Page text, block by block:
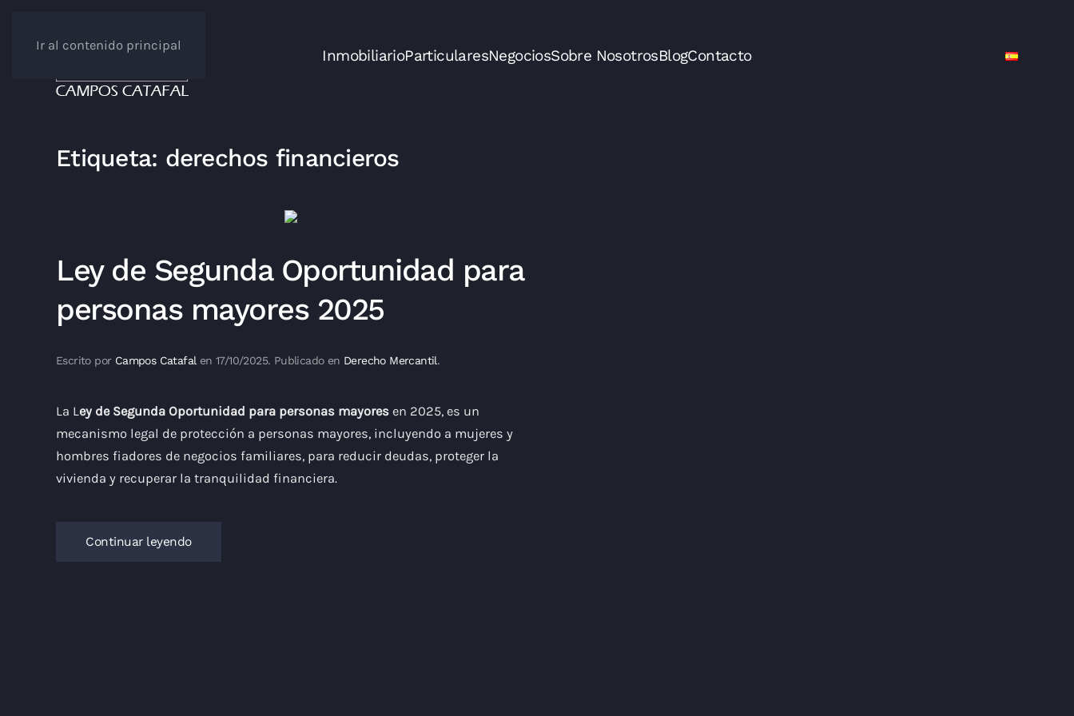
Ir al contenido principal
InmobiliarioParticularesNegociosSobre NosotrosBlogContacto
Etiqueta: derechos financieros
Ley de Segunda Oportunidad para
personas mayores 2025
Escrito por Campos Catafal en17/10/2025. Publicado en Derecho Mercantil.
La Ley de Segunda Oportunidad para personas mayores en 2025, es un
mecanismo legal de protección a personas mayores, incluyendo a mujeres y
hombres fiadores de negocios familiares, para reducir deudas, proteger la
vivienda y recuperar la tranquilidad financiera.
Continuar leyendo